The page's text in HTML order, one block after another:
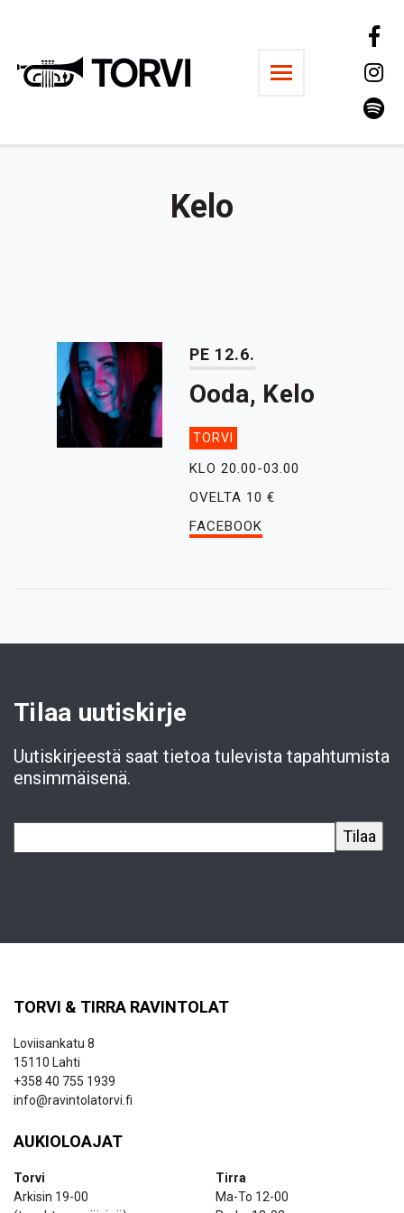
Ravintola Torvi
Kelo
PE 12.6.
Ooda, Kelo
TORVI
KLO 20.00-03.00
OVELTA 10 €
FACEBOOK
Tilaa uutiskirje
Uutiskirjeestä saat tietoa tulevista tapahtumista
ensimmäisenä.
TORVI & TIRRA RAVINTOLAT
Loviisankatu 8
15110 Lahti
+358 40 755 1939
info@ravintolatorvi.fi
AUKIOLOAJAT
Torvi
Arkisin 19-00
Tirra
Ma-To 12-00